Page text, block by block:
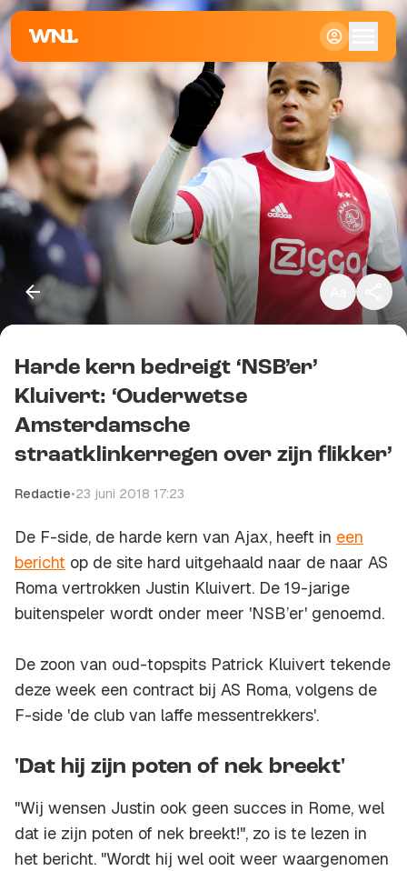
Klein
Standaard
Groot
Kopieer link
Harde kern bedreigt ‘NSB’er’
Kluivert: ‘Ouderwetse
Amsterdamsche
straatklinkerregen over zijn flikker’
Redactie•23 juni 2018 17:23
De F-side, de harde kern van Ajax, heeft in een
bericht op de site hard uitgehaald naar de naar AS
Roma vertrokken Justin Kluivert. De 19-jarige
buitenspeler wordt onder meer 'NSB’er' genoemd.
De zoon van oud-topspits Patrick Kluivert tekende
deze week een contract bij AS Roma, volgens de
F-side 'de club van laffe messentrekkers'.
'Dat hij zijn poten of nek breekt'
"Wij wensen Justin ook geen succes in Rome, wel
dat ie zijn poten of nek breekt!", zo is te lezen in
het bericht. "Wordt hij wel ooit weer waargenomen